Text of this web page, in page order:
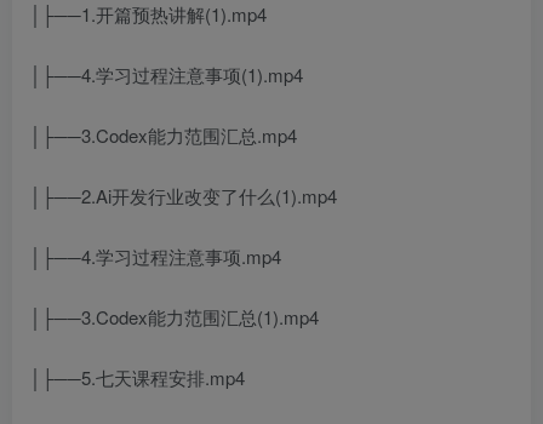
│├──1.开篇预热讲解(1).mp4
│├──4.学习过程注意事项(1).mp4
│├──3.Codex能力范围汇总.mp4
│├──2.Ai开发行业改变了什么(1).mp4
│├──4.学习过程注意事项.mp4
│├──3.Codex能力范围汇总(1).mp4
│├──5.七天课程安排.mp4